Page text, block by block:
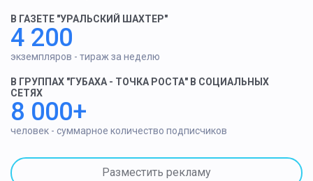
В ГАЗЕТЕ "УРАЛЬСКИЙ ШАХТЕР"
4 200
экземпляров - тираж за неделю
В ГРУППАХ "ГУБАХА - ТОЧКА РОСТА" В СОЦИАЛЬНЫХ
СЕТЯХ
8 000+
человек - суммарное количество подписчиков
Разместить рекламу